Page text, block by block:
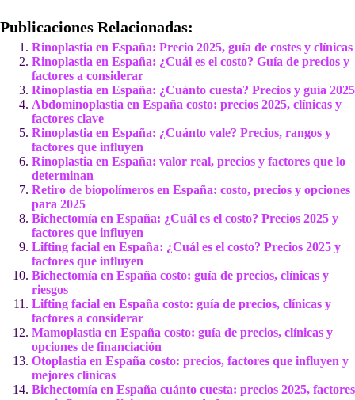
Publicaciones Relacionadas:
Rinoplastia en España: Precio 2025, guía de costes y clínicas
Rinoplastia en España: ¿Cuál es el costo? Guía de precios y
factores a considerar
Rinoplastia en España: ¿Cuánto cuesta? Precios y guía 2025
Abdominoplastia en España costo: precios 2025, clínicas y
factores clave
Rinoplastia en España: ¿Cuánto vale? Precios, rangos y
factores que influyen
Rinoplastia en España: valor real, precios y factores que lo
determinan
Retiro de biopolímeros en España: costo, precios y opciones
para 2025
Bichectomía en España: ¿Cuál es el costo? Precios 2025 y
factores que influyen
Lifting facial en España: ¿Cuál es el costo? Precios 2025 y
factores que influyen
Bichectomía en España costo: guía de precios, clínicas y
riesgos
Lifting facial en España costo: guía de precios, clínicas y
factores a considerar
Mamoplastia en España costo: guía de precios, clínicas y
opciones de financiación
Otoplastia en España costo: precios, factores que influyen y
mejores clínicas
Bichectomía en España cuánto cuesta: precios 2025, factores